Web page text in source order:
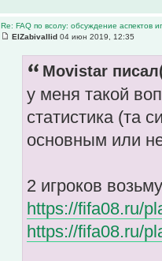
Re: FAQ по всолу: обсуждение аспектов
ElZabivallid 04 июн 2019, 12:35
Movistar
у меня такой
статистика (та
основным или
2 игроков
https://fifa08.ru/
https://fifa08.ru/